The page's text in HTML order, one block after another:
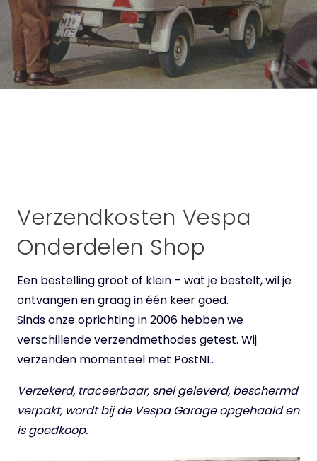
Verzendkosten Vespa
Onderdelen Shop
Een bestelling groot of klein – wat je bestelt, wil je
ontvangen en graag in één keer goed.
Sinds onze oprichting in 2006 hebben we
verschillende verzendmethodes getest. Wij
verzenden momenteel met PostNL.
Verzekerd, traceerbaar, snel geleverd, beschermd
verpakt, wordt bij de Vespa Garage opgehaald en
is goedkoop.